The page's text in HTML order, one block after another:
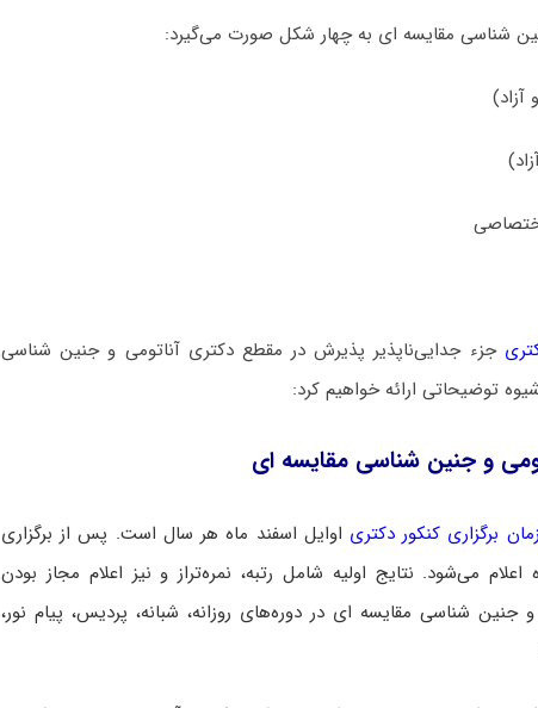
‌شناسی مقایسه ‌ای به چهار شکل صورت می‌گیرد:
جزء جدایی‌ناپذیر پذیرش در مقطع دکتری آناتومی و جنین ‌شناسی
توضیحاتی ارائه خواهیم کرد:
و جنین ‌شناسی مقایسه ‌ای
زمان برگزاری کنکور دکتری اوایل اسفند ماه هر سال است. پس از برگزاری
می‌شود. نتایج اولیه شامل رتبه، نمره‌تراز و نیز اعلام مجاز بودن
جنین ‌شناسی مقایسه ‌ای در دوره‌های روزانه، شبانه، پردیس، پیام نور،